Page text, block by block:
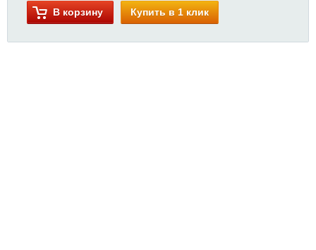
В корзину Купить в 1 клик